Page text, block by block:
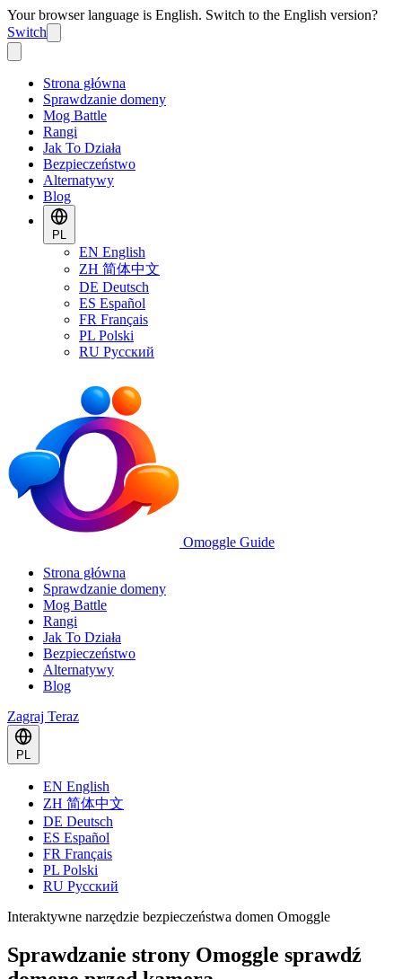
Your browser language is English. Switch to the English version?
Switch
Strona główna
Sprawdzanie domeny
Mog Battle
Rangi
Jak To Działa
Bezpieczeństwo
Alternatywy
Blog
PL
EN English
ZH 简体中文
DE Deutsch
ES Español
FR Français
PL Polski
RU Русский
Omoggle Guide
Strona główna
Sprawdzanie domeny
Mog Battle
Rangi
Jak To Działa
Bezpieczeństwo
Alternatywy
Blog
Zagraj Teraz
PL
EN English
ZH 简体中文
DE Deutsch
ES Español
FR Français
PL Polski
RU Русский
Interaktywne narzędzie bezpieczeństwa domen Omoggle
Sprawdzanie strony Omoggle sprawdź